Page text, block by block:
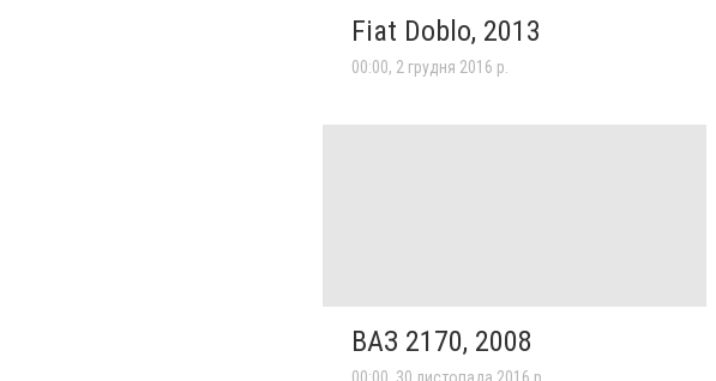
Fiat Doblo, 2013
00:00, 2 грудня 2016 р.
ВАЗ 2170, 2008